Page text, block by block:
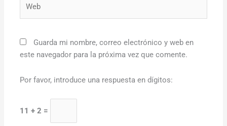
Guarda mi nombre, correo electrónico y web en
este navegador para la próxima vez que comente.
Por favor, introduce una respuesta en dígitos:
11 + 2 =